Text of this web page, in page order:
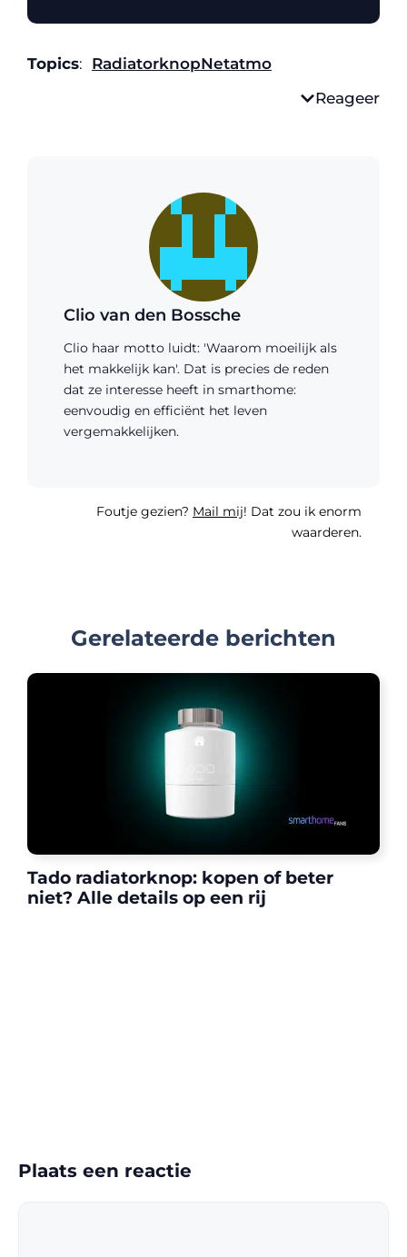
Topics: RadiatorknopNetatmo
Reageer
Clio van den Bossche
Clio haar motto luidt: 'Waarom moeilijk als
het makkelijk kan'. Dat is precies de reden
dat ze interesse heeft in smarthome:
eenvoudig en efficiënt het leven
vergemakkelijken.
Foutje gezien? Mail mij! Dat zou ik enorm
waarderen.
Gerelateerde berichten
Tado radiatorknop: kopen of beter
niet? Alle details op een rij
Plaats een reactie